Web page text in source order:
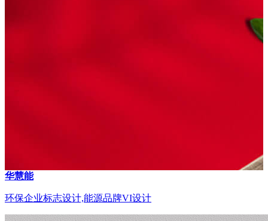
华慧能
环保企业标志设计,能源品牌VI设计